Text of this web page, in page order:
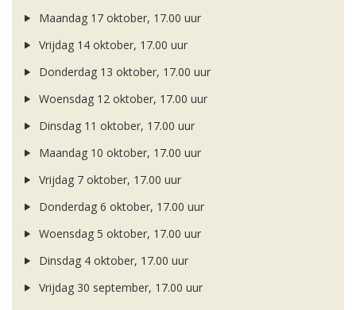
Maandag 17 oktober, 17.00 uur
Vrijdag 14 oktober, 17.00 uur
Donderdag 13 oktober, 17.00 uur
Woensdag 12 oktober, 17.00 uur
Dinsdag 11 oktober, 17.00 uur
Maandag 10 oktober, 17.00 uur
Vrijdag 7 oktober, 17.00 uur
Donderdag 6 oktober, 17.00 uur
Woensdag 5 oktober, 17.00 uur
Dinsdag 4 oktober, 17.00 uur
Vrijdag 30 september, 17.00 uur